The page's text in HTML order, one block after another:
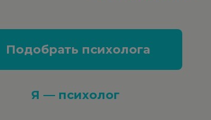
Подобрать психолога
Я — психолог